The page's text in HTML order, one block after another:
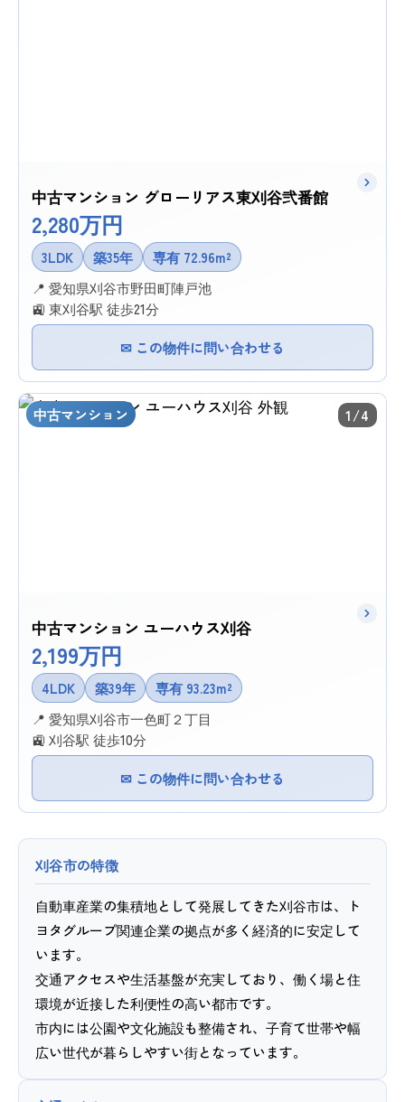
中古マンション グローリアス東刈谷弐番館
2,280万円
3LDK 築35年
専有 72.96m²
📍 愛知県刈谷市野田町陣戸池
🚉 東刈谷駅 徒歩21分
✉ この物件に問い合わせる
中古マンション 1/4
中古マンション ユーハウス刈谷
2,199万円
4LDK 築39年
専有 93.23m²
📍 愛知県刈谷市一色町２丁目
🚉 刈谷駅 徒歩10分
✉ この物件に問い合わせる
刈谷市の特徴
自動車産業の集積地として発展してきた刈谷市は、ト
ヨタグループ関連企業の拠点が多く経済的に安定して
います。
交通アクセスや生活基盤が充実しており、働く場と住
環境が近接した利便性の高い都市です。
市内には公園や文化施設も整備され、子育て世帯や幅
広い世代が暮らしやすい街となっています。